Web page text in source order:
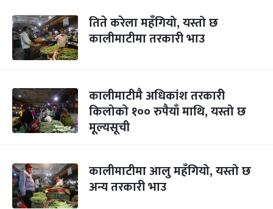
तिते करेला महँगियो, यस्तो छ
कालीमाटीमा तरकारी भाउ
कालीमाटीमै अधिकांश तरकारी
किलोको १०० रुपैयाँ माथि, यस्तो छ
मूल्यसूची
कालीमाटीमा आलु महँगियो, यस्तो छ
अन्य तरकारी भाउ